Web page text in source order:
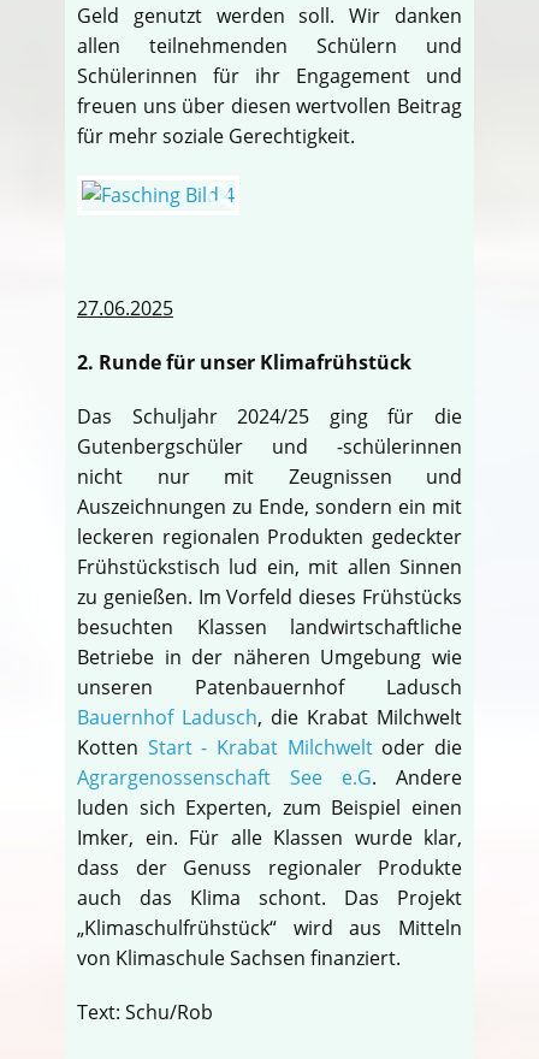
Geld genutzt werden soll. Wir danken
allen teilnehmenden Schülern und
Schülerinnen für ihr Engagement und
freuen uns über diesen wertvollen Beitrag
für mehr soziale Gerechtigkeit.
27.06.2025
2. Runde für unser Klimafrühstück
Das Schuljahr 2024/25 ging für die
Gutenbergschüler und -schülerinnen
nicht nur mit Zeugnissen und
Auszeichnungen zu Ende, sondern ein mit
leckeren regionalen Produkten gedeckter
Frühstückstisch lud ein, mit allen Sinnen
zu genießen. Im Vorfeld dieses Frühstücks
besuchten Klassen landwirtschaftliche
Betriebe in der näheren Umgebung wie
unseren Patenbauernhof Ladusch
Bauernhof Ladusch, die Krabat Milchwelt
Kotten Start - Krabat Milchweltoder die
Agrargenossenschaft See e.G. Andere
luden sich Experten, zum Beispiel einen
Imker, ein. Für alle Klassen wurde klar,
dass der Genuss regionaler Produkte
auch das Klima schont. Das Projekt
„Klimaschulfrühstück“ wird aus Mitteln
von Klimaschule Sachsen finanziert.
Text: Schu/Rob